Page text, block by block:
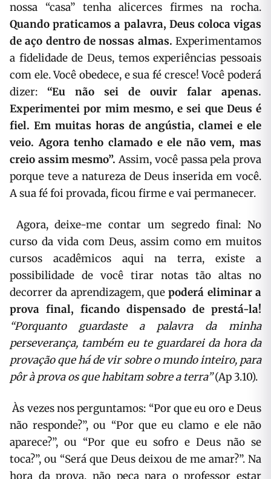
nossa “casa” tenha alicerces firmes na rocha.
Quando praticamos a palavra, Deus coloca vigas
de aço dentro de nossas almas. Experimentamos
a fidelidade de Deus, temos experiências pessoais
com ele. Você obedece, e sua fé cresce! Você poderá
dizer: “Eu não sei de ouvir falar apenas.
Experimentei por mim mesmo, e sei que Deus é
fiel. Em muitas horas de angústia, clamei e ele
veio. Agora tenho clamado e ele não vem, mas
creio assim mesmo”. Assim, você passa pela prova
porque teve a natureza de Deus inserida em você.
A sua fé foi provada, ficou firme e vai permanecer.
Agora, deixe-me contar um segredo final: No
curso da vida com Deus, assim como em muitos
cursos acadêmicos aqui na terra, existe a
possibilidade de você tirar notas tão altas no
decorrer da aprendizagem, quepoderá eliminar a
prova final, ficando dispensado de prestá-la!
“Porquanto guardaste a palavra da minha
perseverança, também eu te guardarei da hora da
provação que há de vir sobre o mundo inteiro, para
pôr à prova os que habitam sobre a terra”(Ap 3.10).
Às vezes nos perguntamos: “Por que eu oro e Deus
não responde?”, ou “Por que eu clamo e ele não
aparece?”, ou “Por que eu sofro e Deus não se
toca?”, ou “Será que Deus deixou de me amar?”. Na
hora da prova, não peça para o professor estar